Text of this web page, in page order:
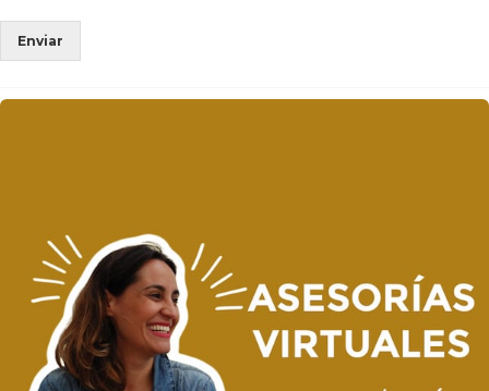
Enviar